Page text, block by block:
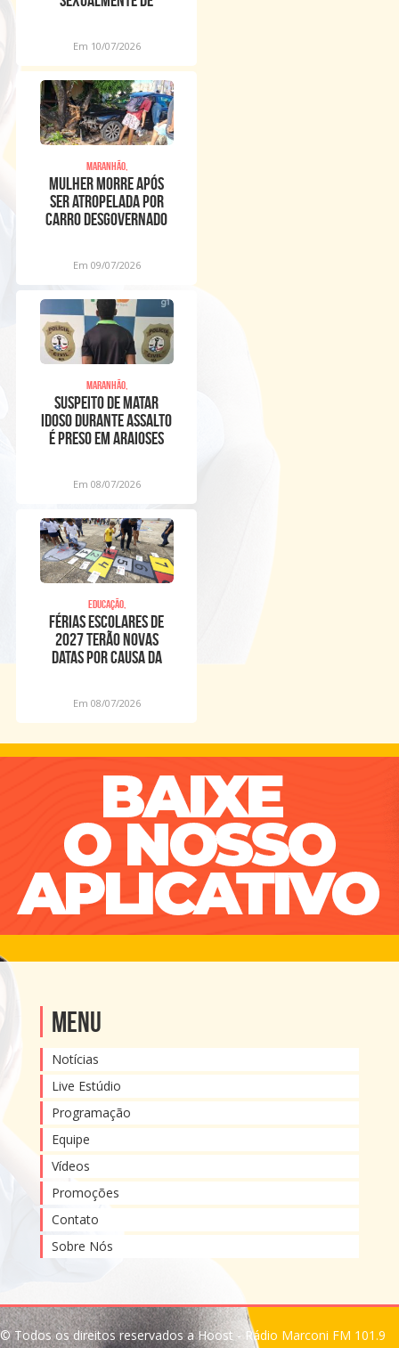
Em 10/07/2026
Maranhão,
Mulher morre após
ser atropelada por
carro desgovernado
Em 09/07/2026
Maranhão,
Suspeito de matar
idoso durante assalto
é preso em Araioses
Em 08/07/2026
Educação,
Férias escolares de
2027 terão novas
datas por causa da
Em 08/07/2026
Menu
Notícias
Live Estúdio
Programação
Equipe
Vídeos
Promoções
Contato
Sobre Nós
© Todos os direitos reservados a Hoost - Rádio Marconi FM 101.9